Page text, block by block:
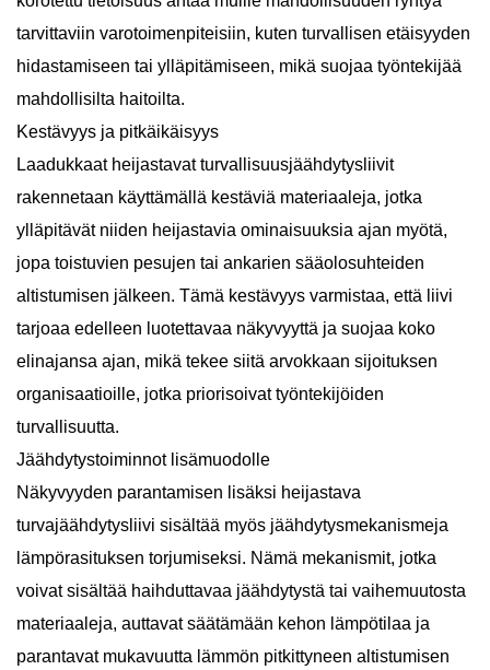
tarvittaviin varotoimenpiteisiin, kuten turvallisen etäisyyden
hidastamiseen tai ylläpitämiseen, mikä suojaa työntekijää
mahdollisilta haitoilta.
Kestävyys ja pitkäikäisyys
Laadukkaat heijastavat turvallisuusjäähdytysliivit
rakennetaan käyttämällä kestäviä materiaaleja, jotka
ylläpitävät niiden heijastavia ominaisuuksia ajan myötä,
jopa toistuvien pesujen tai ankarien sääolosuhteiden
altistumisen jälkeen. Tämä kestävyys varmistaa, että liivi
tarjoaa edelleen luotettavaa näkyvyyttä ja suojaa koko
elinajansa ajan, mikä tekee siitä arvokkaan sijoituksen
organisaatioille, jotka priorisoivat työntekijöiden
turvallisuutta.
Jäähdytystoiminnot lisämuodolle
Näkyvyyden parantamisen lisäksi heijastava
turvajäähdytysliivi sisältää myös jäähdytysmekanismeja
lämpörasituksen torjumiseksi. Nämä mekanismit, jotka
voivat sisältää haihduttavaa jäähdytystä tai vaihemuutosta
materiaaleja, auttavat säätämään kehon lämpötilaa ja
parantavat mukavuutta lämmön pitkittyneen altistumisen